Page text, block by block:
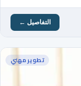
التفاصيل ←
تطوير مهني